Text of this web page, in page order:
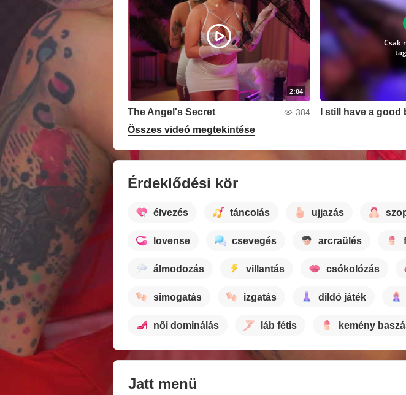
2:04
The Angel's Secret 384
Csak
I still have a good
Összes videó megtekintése
Érdeklődési kör
élvezés táncolás ujjazás
lovense csevegés arcraülés
álmodozás villantás csókolózás
simogatás izgatás dildó játék
női dominálás láb fétis kemény
Jatt menü